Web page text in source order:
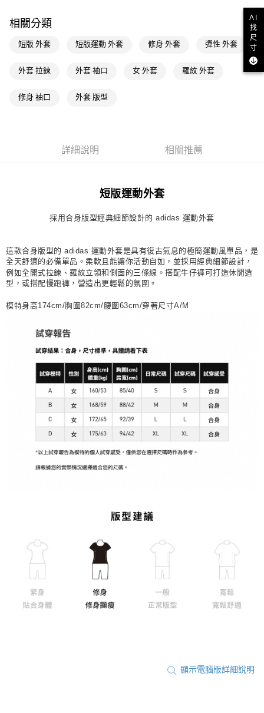
付款後全家取貨
每筆NT$80，滿NT$1,500(含以上)免運費
萊爾富取貨付款
每筆NT$80，滿NT$1,500(含以上)免運費
付款後門市自取
每筆NT$80，滿NT$1,500(含以上)免運費
相關分類
短版 外套 短版運動 外套 修身 外套 彈性 外套
外套 拉鍊 外套 袖口 女 外套 羅紋 外套
修身 袖口 外套 版型
詳細說明 相關推薦
短版運動外套
採用合身版型經典細節設計的 adidas 運動外套
這款合身版型的 adidas 運動外套是具有復古氣息的極簡運動風單品，是
全天舒適的必備單品。柔軟且能讓你活動自如，並採用經典細節設計，
例如全開式拉鍊、羅紋立領和側面的三條線。搭配牛仔褲可打造休閒造
型，或搭配慢跑褲，營造出更輕鬆的氛圍。
模特身高174cm/胸圍82cm/腰圍63cm/穿著尺寸A/M
顯示電腦版詳細說明
AI
找
尺
寸